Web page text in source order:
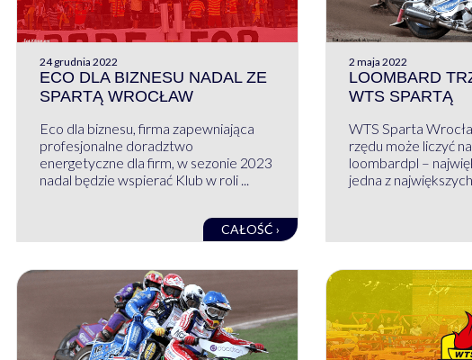
24 grudnia 2022
ECO DLA BIZNESU NADAL ZE
SPARTĄ WROCŁAW
Eco dla biznesu, firma zapewniająca
profesjonalne doradztwo
energetyczne dla firm, w sezonie 2023
nadal będzie wspierać Klub w roli ...
CAŁOŚĆ ›
2 maja 2022
LOOMBARD
WTS SPARTĄ
WTS Sparta
rzędu może liczyć
loombardpl –
jedna z największych